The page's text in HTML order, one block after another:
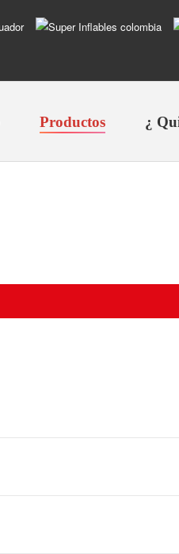
Productos ¿